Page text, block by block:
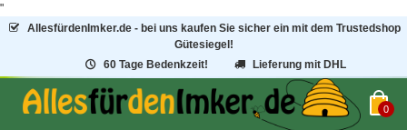
"
AllesfürdenImker.de - bei uns kaufen Sie sicher ein mit dem Trustedshop
Gütesiegel!
60 Tage Bedenkzeit!
Lieferung mit DHL
0